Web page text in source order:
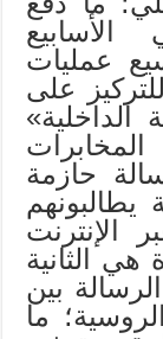
الأسابيع
عمليات
على
الداخلية»
حازمة
الإنترنت
هي الثانية
بين
ما